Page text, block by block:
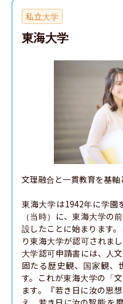
私立大学
東海大学
文理融合と一貫教育を基
東海大学は1942年に学園
（当時）に、東海大学の
設したことに始まります
り東海大学が認可されま
大学認可申請書には、人
固たる歴史観、国家観、
す。これが東海大学の「
ます。『若き日に汝の思